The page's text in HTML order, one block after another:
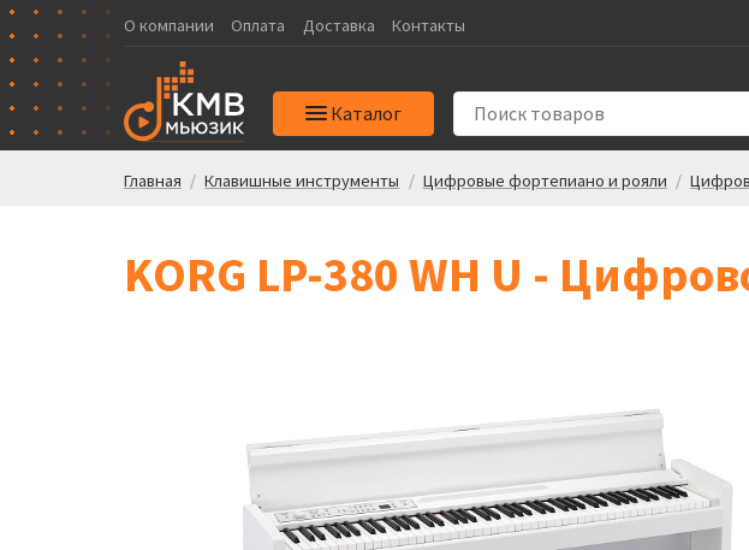
О компании Оплата Доставка Контакты
Каталог
Главная / Клавишные инструменты / Цифровые фортепиано и рояли /
KORG LP-380 WH U -